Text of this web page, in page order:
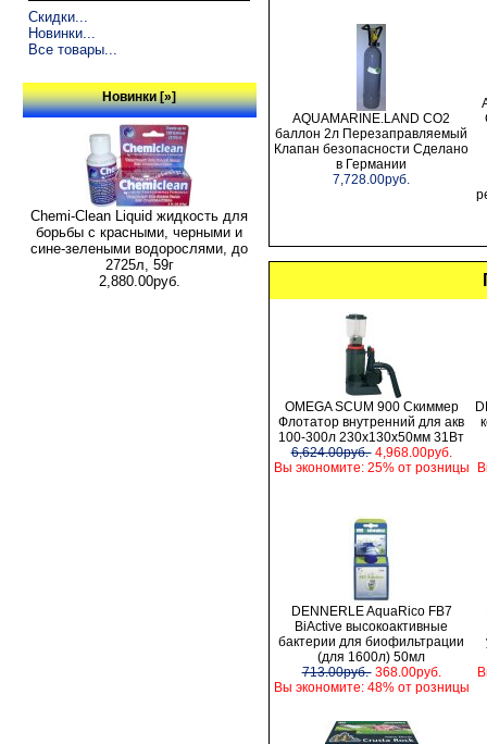
Скидки...
Новинки...
Все товары...
Новинки [»]
Chemi-Clean Liquid жидкость для
борьбы с красными, черными и
сине-зелеными водорослями, до
2725л, 59г
2,880.00руб.
AQUAMARINE.LAND CO2
баллон 2л Перезаправляемый
Клапан безопасности Сделано
в Германии
7,728.00руб.
OMEGA SCUM 900 Скиммер
Флотатор внутренний для акв
100-300л 230х130х50мм 31Вт
6,624.00руб. 4,968.00руб.
Вы экономите: 25% от розницы
DENNERLE AquaRico FB7
BiActive высокоактивные
бактерии для биофильтрации
(для 1600л) 50мл
713.00руб. 368.00руб.
Вы экономите: 48% от розницы